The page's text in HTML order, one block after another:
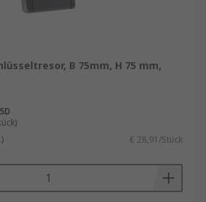
B 75mm, H 75 mm,
€ 28,91/Stück